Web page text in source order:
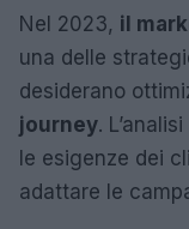
Nel 2023, il
una delle
desiderano
journey.
le esigenze dei
adattare le